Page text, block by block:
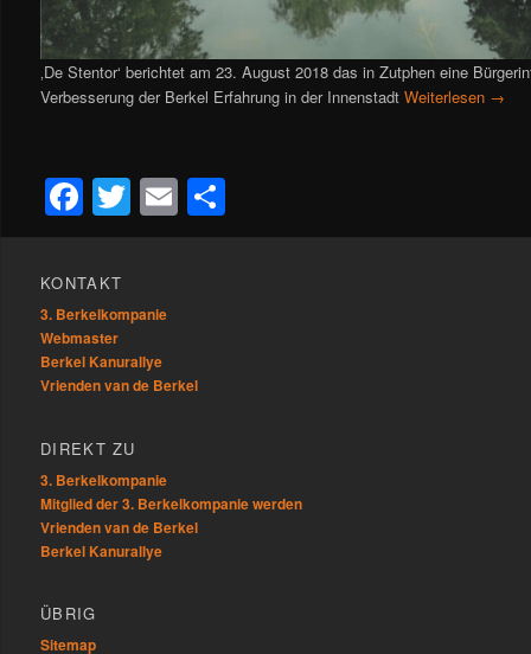
‚De Stentor‘ berichtet am 23. August 2018 das in Zutphen eine
Verbesserung der Berkel Erfahrung in der InnenstadtWeiterlesen →
Facebook
Twitter
Email
KONTAKT
3. Berkelkompanie
Webmaster
Berkel Kanurallye
Vrienden van de Berkel
DIREKT ZU
3. Berkelkompanie
Mitglied der 3. Berkelkompanie werden
Vrienden van de Berkel
Berkel Kanurallye
ÜBRIG
Sitemap